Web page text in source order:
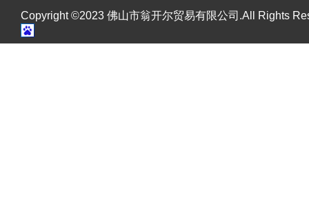
Copyright ©2023 佛山市翁开尔贸易有限公司.All Rights